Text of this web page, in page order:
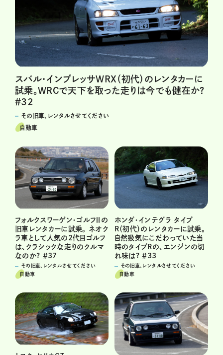
スバル・インプレッサWRX（初代）のレンタカーに
試乗。WRCで天下を取った走りは今でも健在か?
＃32
その旧車、レンタルさせてください
自動車
フォルクスワーゲン・ゴルフⅡの
旧車レンタカーに試乗。 ネオク
ラ車として人気の2代目ゴルフ
は、クラシックな走りのクルマ
なのか? ＃37
その旧車、レンタルさせてください
自動車
ホンダ・インテグラ タイプ
R（初代）のレンタカーに試乗。
自然吸気にこだわっていた当
時のタイプRの、エンジンの切
れ味は? ＃33
その旧車、レンタルさせてください
自動車